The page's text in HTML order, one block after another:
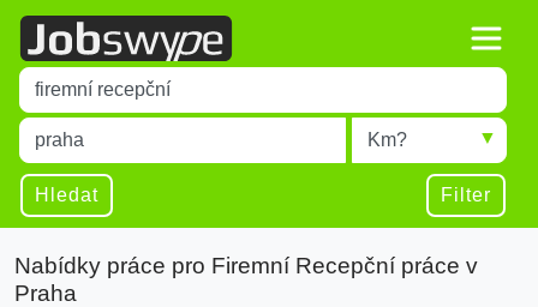
Title
Type 1 or more characters for results.
Místo
Type 1 or more characters for results.
Radius
Hledat Filter
Nabídky práce pro Firemní Recepční práce v
Praha